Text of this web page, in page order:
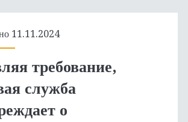
11.11.2024
требование,
служба
о